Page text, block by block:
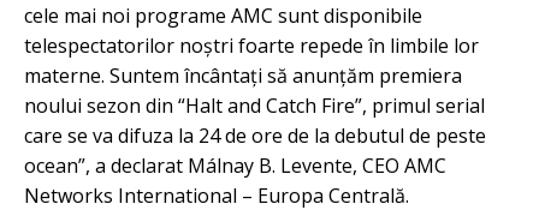
cele mai noi programe AMC sunt disponibile
telespectatorilor noştri foarte repede în limbile lor
materne. Suntem încântaţi să anunţăm premiera
noului sezon din “Halt and Catch Fire”, primul serial
care se va difuza la 24 de ore de la debutul de peste
ocean”, a declarat Málnay B. Levente, CEO AMC
Networks International – Europa Centrală.